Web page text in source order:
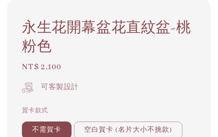
永生花開幕盆花直紋盆-桃
粉色
Regular
price
NT$ 2,100
可客製設計
賀卡款式
不需賀卡 空白賀卡 (名片大小不挑款)